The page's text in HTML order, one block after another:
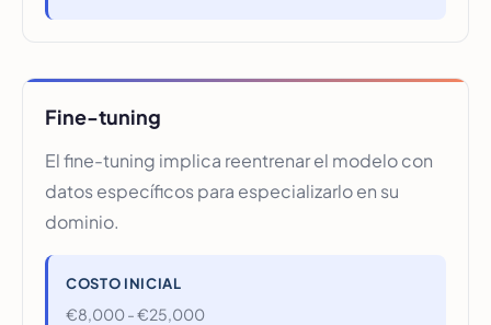
Fine-tuning
El fine-tuning implica reentrenar el modelo con
datos específicos para especializarlo en su
dominio.
COSTO INICIAL
€8,000 - €25,000